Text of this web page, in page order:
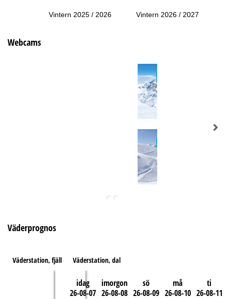
Vintern 2025 / 2026 Vintern 2026 / 2027
Webcams
Väderprognos
Väderstation, fjäll Väderstation, dal
idag
26-08-07
imorgon
26-08-08
sö
26-08-09
må
26-08-10
ti
26-08-11